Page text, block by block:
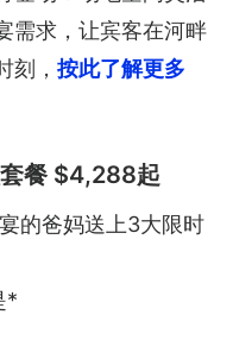
需求，让宾客在河畔
刻， 按此了解更多
餐 $4,288起
的爸妈送上3大限时
*